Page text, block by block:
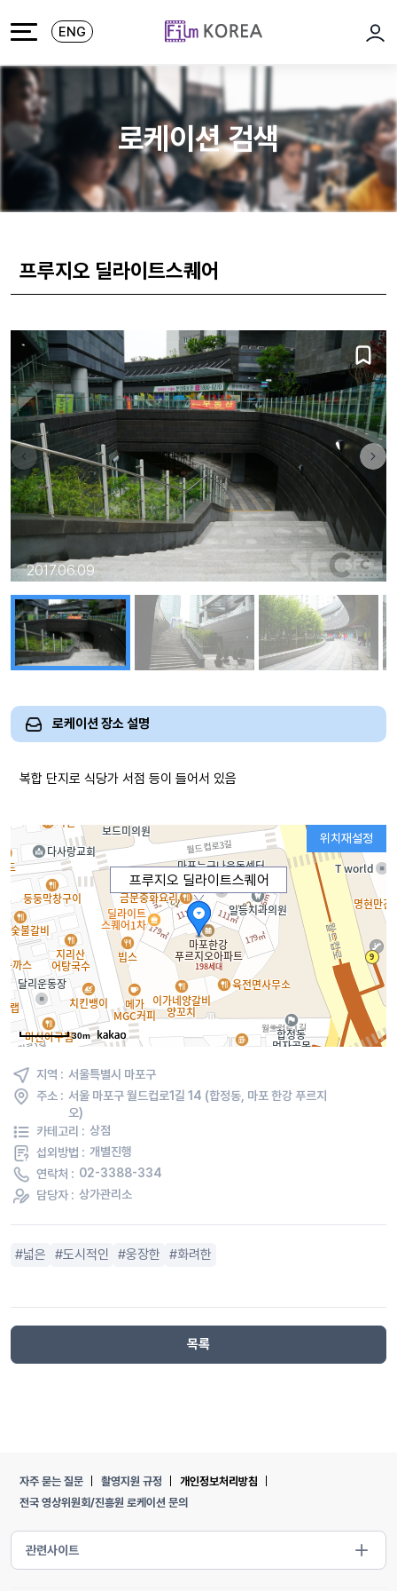
ENG
로
로케이션 검색
프루지오 딜라이트스퀘어
2017.06.09
로케이션 장소 설명
복합 단지로 식당가 서점 등이 들어서 있음
프루지오 딜라이트스퀘어
30m
위치재설정
지역 : 서울특별시 마포구
주소 : 서울 마포구 월드컵로1길 14 (합정동, 마포 한강 푸르지
오)
카테고리 : 상점
섭외방법 : 개별진행
연락처 : 02-3388-334
담당자 : 상가관리소
넓은 도시적인 웅장한 화려한
목록
자주 묻는 질문 촬영지원 규정
개인정보처리방침
전국 영상위원회/진흥원 로케이션 문의